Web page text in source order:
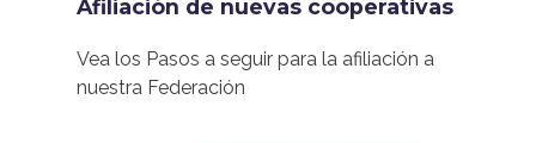
Afiliación de nuevas cooperativas
Vea los Pasos a seguir para la afiliación a
nuestra Federación